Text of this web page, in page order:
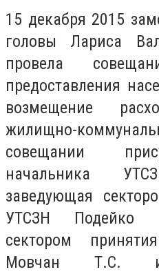
15 декабря 2015
головы Лариса
провела
предоставления
возмещение
жилищно-
совещании
начальника
заведующая
УТСЗН Подейко
сектором
Мовчан Т.С. и